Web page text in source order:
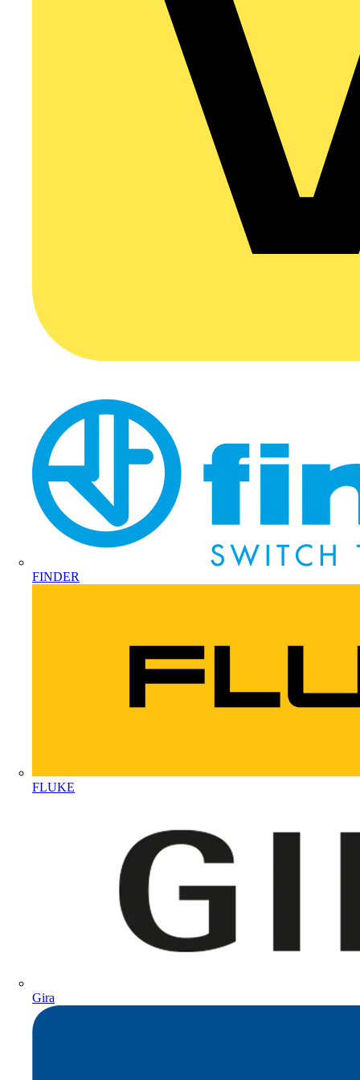
FINDER
FLUKE
Gira